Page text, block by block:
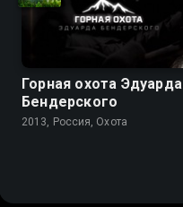
Горная охота Эдуарда
Бендерского
2013, Россия, Охота